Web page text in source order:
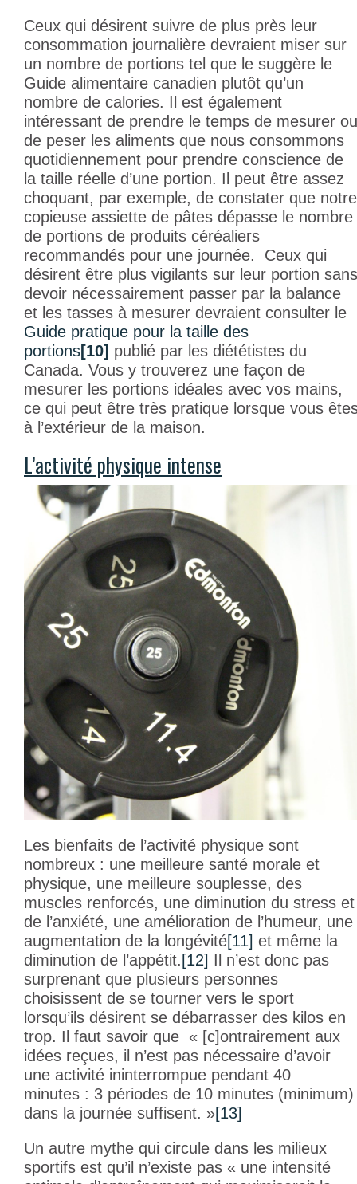
Ceux qui désirent suivre de plus près leur
consommation journalière devraient miser sur
un nombre de portions tel que le suggère le
Guide alimentaire canadien plutôt qu’un
nombre de calories. Il est également
intéressant de prendre le temps de mesurer ou
de peser les aliments que nous consommons
quotidiennement pour prendre conscience de
la taille réelle d’une portion. Il peut être assez
choquant, par exemple, de constater que notre
copieuse assiette de pâtes dépasse le nombre
de portions de produits céréaliers
recommandés pour une journée. Ceux qui
désirent être plus vigilants sur leur portion sans
devoir nécessairement passer par la balance
et les tasses à mesurer devraient consulter le
Guide pratique pour la taille des
portions[10] publié par les diététistes du
Canada. Vous y trouverez une façon de
mesurer les portions idéales avec vos mains,
ce qui peut être très pratique lorsque vous
à l’extérieur de la maison.
L’activité physique intense
Les bienfaits de l’activité physique sont
nombreux : une meilleure santé morale et
physique, une meilleure souplesse, des
muscles renforcés, une diminution du stress et
de l’anxiété, une amélioration de l’humeur, une
augmentation de la longévité[11] et même la
diminution de l’appétit.[12] Il n’est donc pas
surprenant que plusieurs personnes
choisissent de se tourner vers le sport
lorsqu’ils désirent se débarrasser des kilos en
trop. Il faut savoir que « [c]ontrairement aux
idées reçues, il n’est pas nécessaire d’avoir
une activité ininterrompue pendant 40
minutes : 3 périodes de 10 minutes (minimum)
dans la journée suffisent. »[13]
Un autre mythe qui circule dans les milieux
sportifs est qu’il n’existe pas « une intensité